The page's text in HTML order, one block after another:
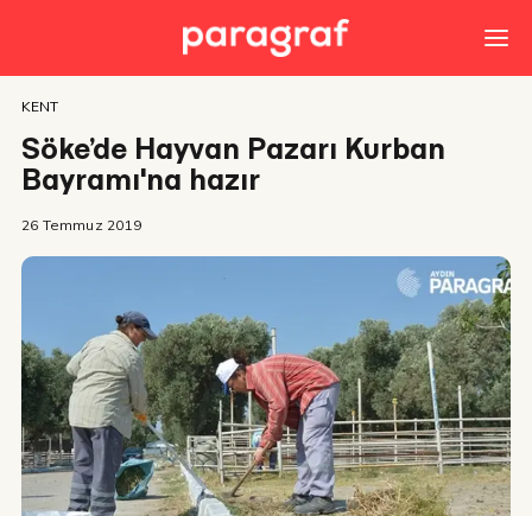
KENT
Söke’de Hayvan Pazarı Kurban
Bayramı'na hazır
26 Temmuz 2019